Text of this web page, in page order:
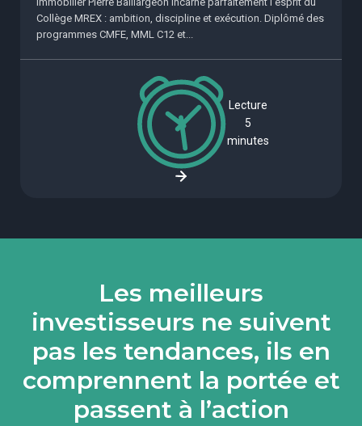
Collège MREX : ambition, discipline et exécution. Diplômé des
programmes CMFE, MML C12 et...
Lecture
5
minutes
Les meilleurs
investisseurs ne suivent
pas les tendances, ils en
comprennent la portée et
passent à l’action